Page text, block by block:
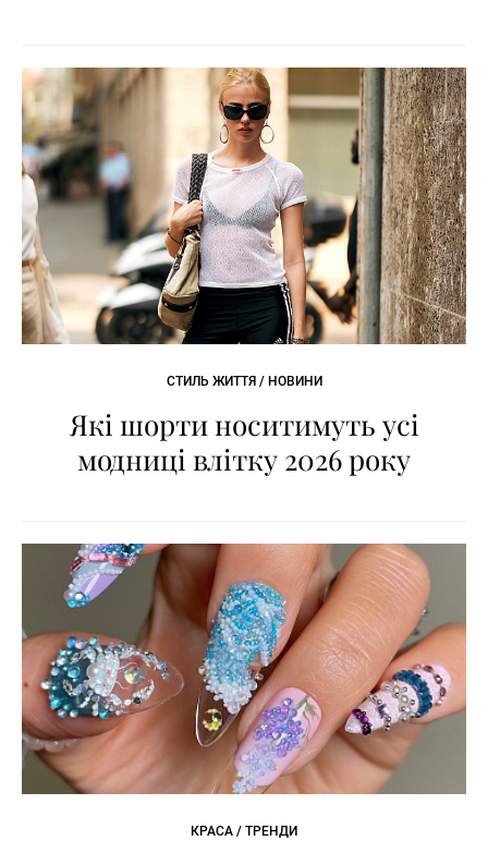
СТИЛЬ ЖИТТЯ / НОВИНИ
Які шорти носитимуть усі
модниці влітку 2026 року
КРАСА / ТРЕНДИ